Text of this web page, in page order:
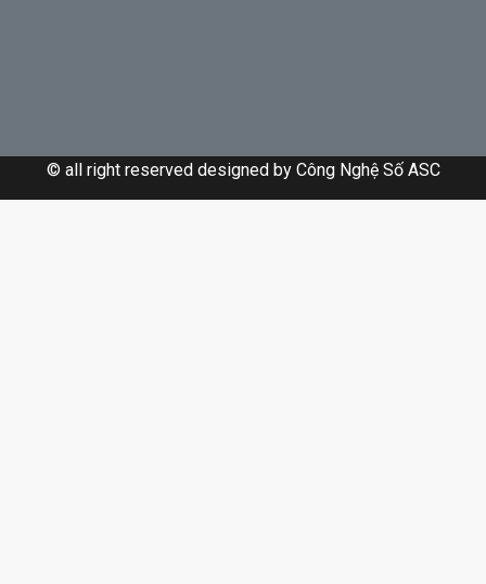
© all right reserved designed by Công Nghệ Số ASC